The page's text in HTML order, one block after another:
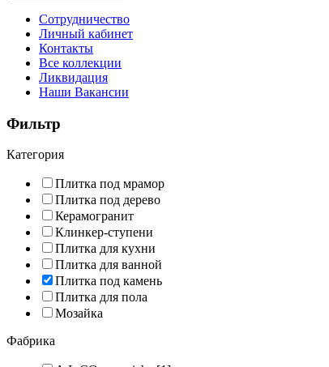
Сотрудничество
Личный кабинет
Контакты
Все коллекции
Ликвидация
Наши Вакансии
Фильтр
Категория
Плитка под мрамор
Плитка под дерево
Керамогранит
Клинкер-ступени
Плитка для кухни
Плитка для ванной
Плитка под камень
Плитка для пола
Мозайка
Фабрика